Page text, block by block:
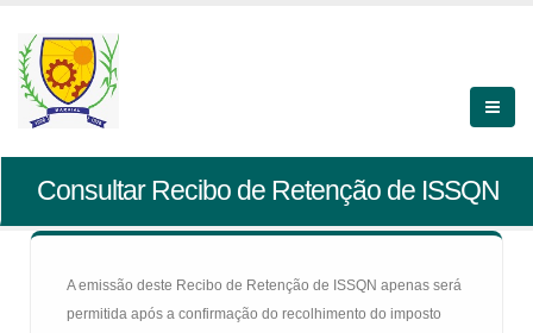
Consultar Recibo de Retenção de ISSQN
A emissão deste Recibo de Retenção de ISSQN apenas será
permitida após a confirmação do recolhimento do imposto